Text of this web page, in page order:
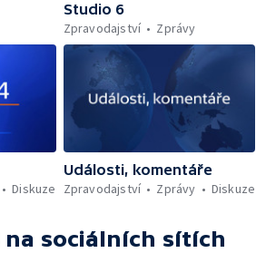
Studio 6
Zpravodajství
Zprávy
Diskuze
Události, komentáře
Zpravodajství
Zprávy Diskuze
na sociálních sítích